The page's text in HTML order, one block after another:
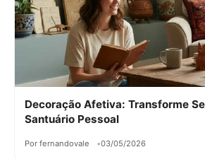
Decoração Afetiva: Transforme
Santuário Pessoal
Por fernandovale 03/05/2026